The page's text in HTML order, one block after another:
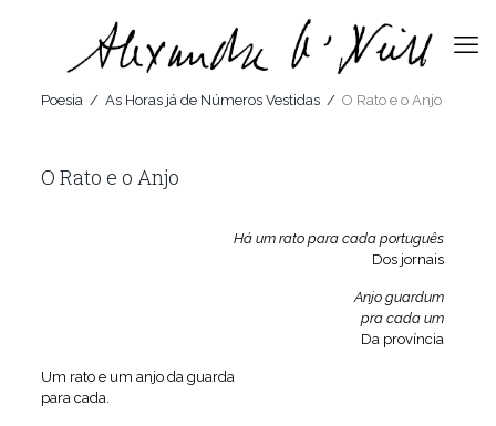
Poesia/ As Horas já de Números Vestidas/ O Rato e o Anjo
O Rato e o Anjo
Há um rato para cada português
Dos jornais
Anjo guardum
pra cada um
Da província
Um rato e um anjo da guarda
para cada.